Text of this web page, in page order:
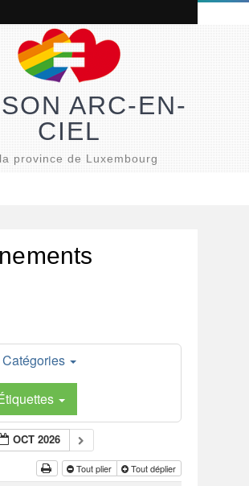
ARC-EN-
CIEL
province de Luxembourg
Catégories
OCT 2026
Tout plier Tout déplier